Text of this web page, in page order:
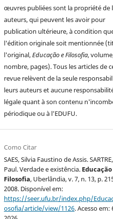
œuvres publiées sont la propriété de
auteurs, qui peuvent les avoir pour
publication ultérieure, à condition
l'édition originale soit mentionnée
l'original,Educação e Filosofia,
nombre, pages). Tous les articles de
revue relèvent de la seule
leurs auteurs et aucune
légale quant à son contenu
périodique ou à l’EDUFU.
Como Citar
SAES, Silvia Faustino de Assis.
Paul. Verdade e existência.
Filosofia, Uberlândia, v. 7, n. 13, p.
2008. Disponível em:
https://seer.ufu.br/index.php/
osofia/article/view/1126. Acesso em: